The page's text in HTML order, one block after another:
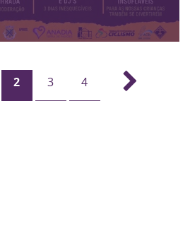
2 3 4